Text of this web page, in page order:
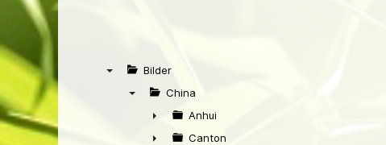
Bilder
China
►
Anhui
Canton